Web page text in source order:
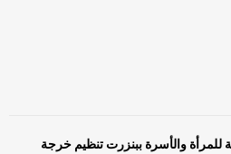
للمرأة والأسرة ببنزرت تنظيم خرجة